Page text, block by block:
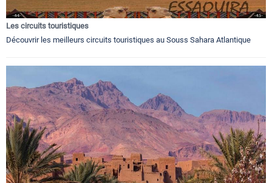
Les circuits touristiques
Découvrir les meilleurs circuits touristiques au Souss Sahara Atlantique